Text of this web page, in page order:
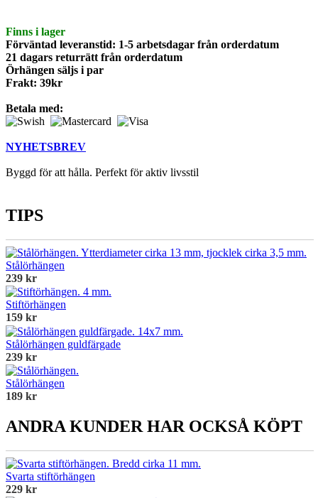
Finns i lager
Förväntad leveranstid: 1-5 arbetsdagar från orderdatum
21 dagars returrätt från orderdatum
Örhängen säljs i par
Frakt: 39kr
Betala med:
NYHETSBREV
Byggd för att hålla. Perfekt för aktiv livsstil
TIPS
Stålörhängen
239 kr
Stiftörhängen
159 kr
Stålörhängen guldfärgade
239 kr
Stålörhängen
189 kr
ANDRA KUNDER HAR OCKSÅ KÖPT
Svarta stiftörhängen
229 kr